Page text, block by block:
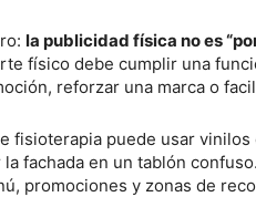
la publicidad física no es
físico debe cumplir una
reforzar una marca o
fisioterapia puede usar
fachada en un tablón
promociones y zonas de